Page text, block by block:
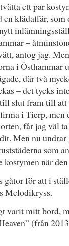
ett par
klädaffär,
–
antog jag.
i Östhammar
där två
– det tycks
slut fram till
i Tierp, men
får jag väl
Men nu
som
kostymen när
för att i
Melodikryss.
varit mitt bord,
(från